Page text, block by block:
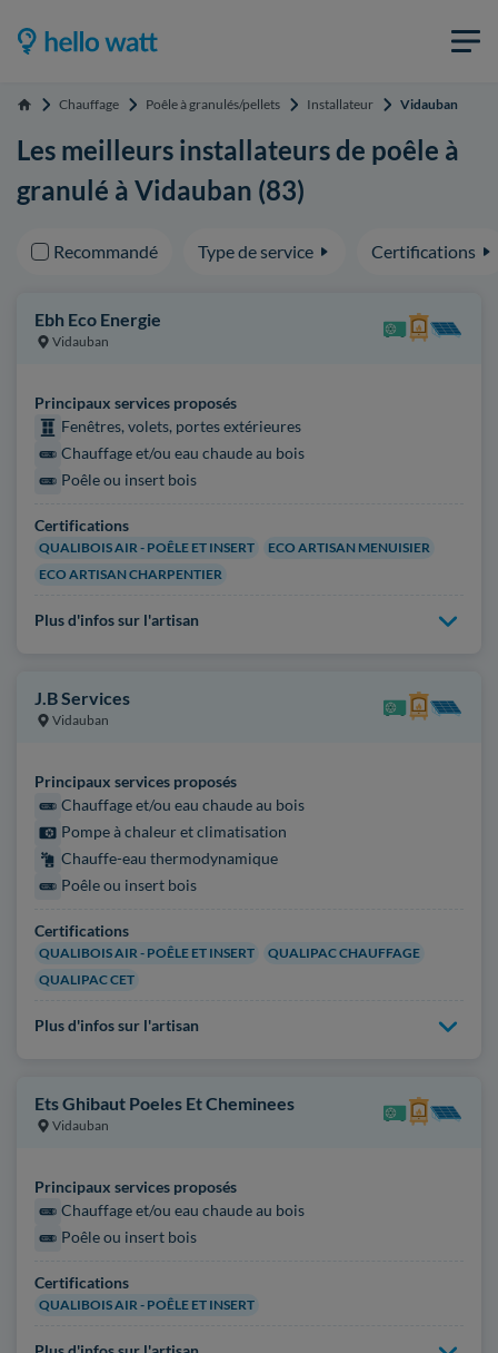
Accueil Chauffage Poêle à granulés/pellets Installateur Vidauban
Les meilleurs installateurs de poêle à
granulé à Vidauban (83)
Recommandé Type de service Certifications
Ebh Eco Energie
Vidauban
Principaux services proposés
Fenêtres, volets, portes extérieures
Chauffage et/ou eau chaude au bois
Poêle ou insert bois
Certifications
QUALIBOIS AIR - POÊLE ET INSERT
ECO ARTISAN MENUISIER
ECO ARTISAN CHARPENTIER
Plus d'infos sur l'artisan
J.B Services
Vidauban
Principaux services proposés
Chauffage et/ou eau chaude au bois
Pompe à chaleur et climatisation
Chauffe-eau thermodynamique
Poêle ou insert bois
Certifications
QUALIBOIS AIR - POÊLE ET INSERT
QUALIPAC CHAUFFAGE
QUALIPAC CET
Plus d'infos sur l'artisan
Ets Ghibaut Poeles Et Cheminees
Vidauban
Principaux services proposés
Chauffage et/ou eau chaude au bois
Poêle ou insert bois
Certifications
QUALIBOIS AIR - POÊLE ET INSERT